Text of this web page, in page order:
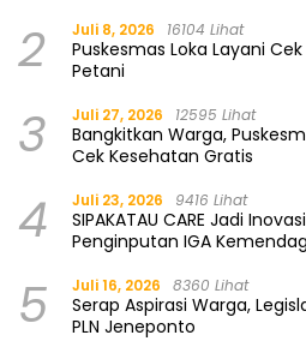
2 Juli 8, 2026 16104 Lihat
Puskesmas Loka Layani
Petani
3 Juli 27, 2026 12595 Lihat
Bangkitkan Warga,
Cek Kesehatan Gratis
4 Juli 23, 2026 9416 Lihat
SIPAKATAU CARE Jadi
Penginputan IGA
5 Juli 16, 2026 8360 Lihat
Serap Aspirasi Warga,
PLN Jeneponto